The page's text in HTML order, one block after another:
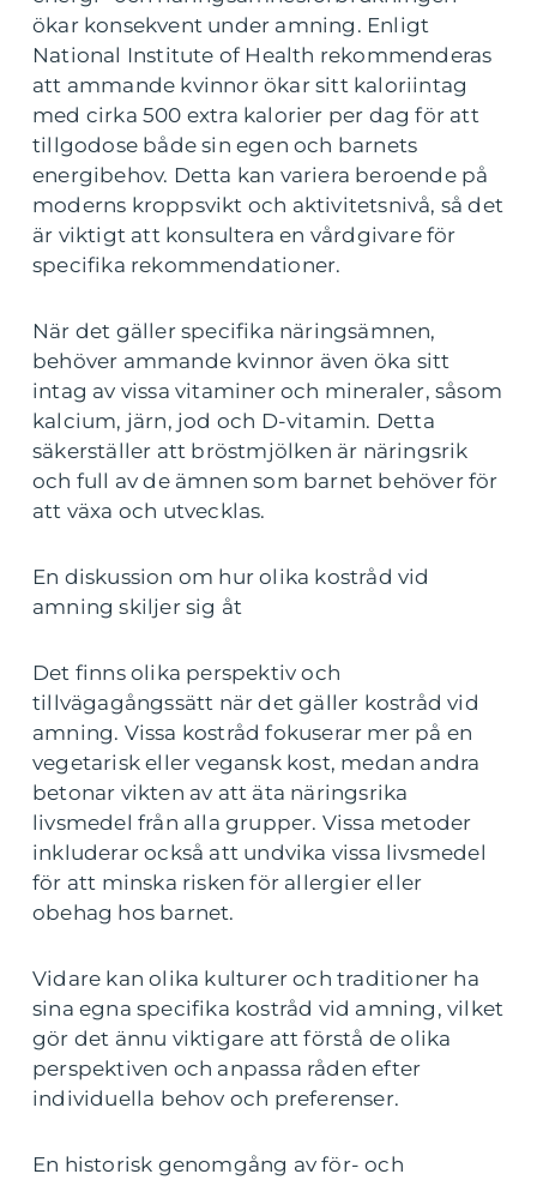
ökar konsekvent under amning. Enligt
National Institute of Health rekommenderas
att ammande kvinnor ökar sitt kaloriintag
med cirka 500 extra kalorier per dag för att
tillgodose både sin egen och barnets
energibehov. Detta kan variera beroende på
moderns kroppsvikt och aktivitetsnivå, så det
är viktigt att konsultera en vårdgivare för
specifika rekommendationer.
När det gäller specifika näringsämnen,
behöver ammande kvinnor även öka sitt
intag av vissa vitaminer och mineraler, såsom
kalcium, järn, jod och D-vitamin. Detta
säkerställer att bröstmjölken är näringsrik
och full av de ämnen som barnet behöver för
att växa och utvecklas.
En diskussion om hur olika kostråd vid
amning skiljer sig åt
Det finns olika perspektiv och
tillvägagångssätt när det gäller kostråd vid
amning. Vissa kostråd fokuserar mer på en
vegetarisk eller vegansk kost, medan andra
betonar vikten av att äta näringsrika
livsmedel från alla grupper. Vissa metoder
inkluderar också att undvika vissa livsmedel
för att minska risken för allergier eller
obehag hos barnet.
Vidare kan olika kulturer och traditioner ha
sina egna specifika kostråd vid amning, vilket
gör det ännu viktigare att förstå de olika
perspektiven och anpassa råden efter
individuella behov och preferenser.
En historisk genomgång av för- och